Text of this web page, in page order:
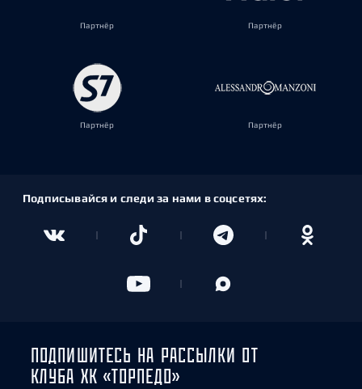
Партнёр Партнёр
Партнёр Партнёр
Подписывайся и следи за нами в соцсетях:
ПОДПИШИТЕСЬ НА РАССЫЛКИ ОТ
КЛУБА ХК «ТОРПЕДО»